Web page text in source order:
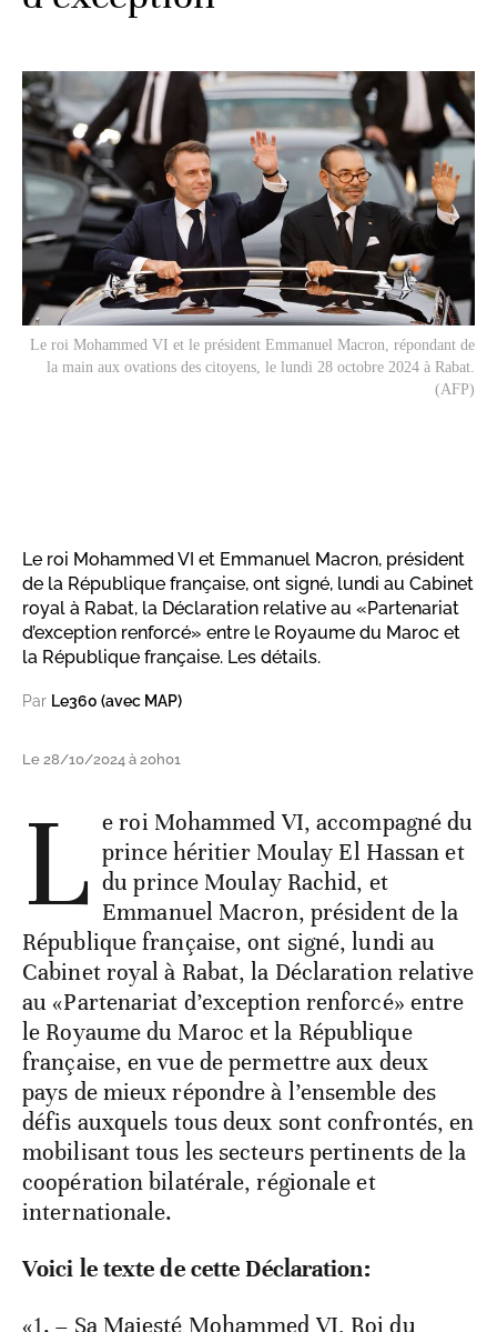
Le roi Mohammed VI et le président Emmanuel Macron, répondant de
la main aux ovations des citoyens, le lundi 28 octobre 2024 à Rabat.
(AFP)
Le roi Mohammed VI et Emmanuel Macron, président
de la République française, ont signé, lundi au Cabinet
royal à Rabat, la Déclaration relative au «Partenariat
d’exception renforcé» entre le Royaume du Maroc et
la République française. Les détails.
Par Le360 (avec MAP)
Le 28/10/2024 à 20h01
L e roi Mohammed VI, accompagné du
prince héritier Moulay El Hassan et
du prince Moulay Rachid, et
Emmanuel Macron, président de la
République française, ont signé, lundi au
Cabinet royal à Rabat, la Déclaration relative
au «Partenariat d’exception renforcé» entre
le Royaume du Maroc et la République
française, en vue de permettre aux deux
pays de mieux répondre à l’ensemble des
défis auxquels tous deux sont confrontés, en
mobilisant tous les secteurs pertinents de la
coopération bilatérale, régionale et
internationale.
Voici le texte de cette Déclaration:
«1. – Sa Majesté Mohammed VI, Roi du